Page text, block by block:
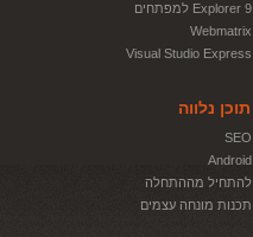
Explorer 9 למפתחים
Webmatrix
Visual Studio Express
תוכן נלווה
SEO
Android
להתחיל מההתחלה
תכנות מונחה עצמים